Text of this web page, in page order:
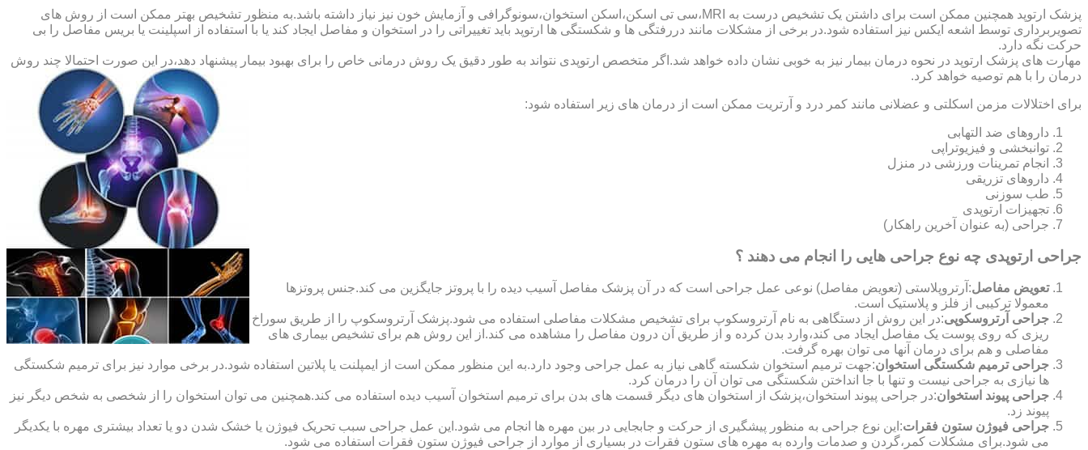
پزشک ارتوپد همچنین ممکن است برای داشتن یک تشخیص درست به MRI،سی تی اسکن،اسکن استخوان،سونوگرافی و آزمایش خون نیز نیاز داشته باشد.به منظور تشخیص بهتر ممکن است از روش های
تصویربرداری توسط اشعه ایکس نیز استفاده شود.در برخی از مشکلات مانند دررفتگی ها و شکستگی ها ارتوپد باید تغییراتی را در استخوان و مفاصل ایجاد کند یا با استفاده از اسپلینت یا بریس مفاصل را بی
حرکت نگه دارد.
مهارت های پزشک ارتوپد در نحوه درمان بیمار نیز به خوبی نشان داده خواهد شد.اگر متخصص ارتوپدی نتواند به طور دقیق یک روش درمانی خاص را برای بهبود بیمار پیشنهاد دهد،در این صورت احتمالا چند روش
درمان را با هم توصیه خواهد کرد.
برای اختلالات مزمن اسکلتی و عضلانی مانند کمر درد و آرتریت ممکن است از درمان های زیر استفاده شود:
داروهای ضد التهابی
توانبخشی و فیزیوتراپی
انجام تمرینات ورزشی در منزل
داروهای تزریقی
طب سوزنی
تجهیزات ارتوپدی
جراحی (به عنوان آخرین راهکار)
جراحی ارتوپدی چه نوع جراحی هایی را انجام می دهند ؟
تعویض مفاصل:آرتروپلاستی (تعویض مفاصل) نوعی عمل جراحی است که در آن پزشک مفاصل آسیب دیده را با پروتز جایگزین می کند.جنس پروتزها
معمولا ترکیبی از فلز و پلاستیک است.
جراحی آرتروسکوپی:در این روش از دستگاهی به نام آرتروسکوپ برای تشخیص مشکلات مفاصلی استفاده می شود.پزشک آرتروسکوپ را از طریق سوراخ
ریزی که روی پوست یک مفاصل ایجاد می کند،وارد بدن کرده و از طریق آن درون مفاصل را مشاهده می کند.از این روش هم برای تشخیص بیماری های
مفاصلی و هم برای درمان آنها می توان بهره گرفت.
جراحی ترمیم شکستگی استخوان:جهت ترمیم استخوان شکسته گاهی نیاز به عمل جراحی وجود دارد.به این منظور ممکن است از ایمپلنت یا پلاتین استفاده شود.در برخی موارد نیز برای ترمیم شکستگی
ها نیازی به جراحی نیست و تنها با جا انداختن شکستگی می توان آن را درمان کرد.
جراحی پیوند استخوان:در جراحی پیوند استخوان،پزشک از استخوان های دیگر قسمت های بدن برای ترمیم استخوان آسیب دیده استفاده می کند.همچنین می توان استخوان را از شخصی به شخص دیگر نیز
پیوند زد.
جراحی فیوژن ستون فقرات:این نوع جراحی به منظور پیشگیری از حرکت و جابجایی در بین مهره ها انجام می شود.این عمل جراحی سبب تحریک فیوژن یا خشک شدن دو یا تعداد بیشتری مهره با یکدیگر
می شود.برای مشکلات کمر،گردن و صدمات وارده به مهره های ستون فقرات در بسیاری از موارد از جراحی فیوژن ستون فقرات استفاده می شود.